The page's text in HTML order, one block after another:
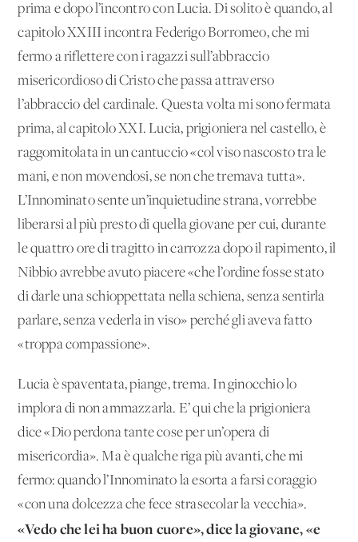
prima e dopo l’incontro con Lucia. Di solito è quando, al
capitolo XXIII incontra Federigo Borromeo, che mi
fermo a riflettere con i ragazzi sull’abbraccio
misericordioso di Cristo che passa attraverso
l’abbraccio del cardinale. Questa volta mi sono fermata
prima, al capitolo XXI. Lucia, prigioniera nel castello, è
raggomitolata in un cantuccio «col viso nascosto tra le
mani, e non movendosi, se non che tremava tutta».
L’Innominato sente un’inquietudine strana, vorrebbe
liberarsi al più presto di quella giovane per cui, durante
le quattro ore di tragitto in carrozza dopo il rapimento, il
Nibbio avrebbe avuto piacere «che l’ordine fosse stato
di darle una schioppettata nella schiena, senza sentirla
parlare, senza vederla in viso» perché gli aveva fatto
«troppa compassione».
Lucia è spaventata, piange, trema. In ginocchio lo
implora di non ammazzarla. E’ qui che la prigioniera
dice «Dio perdona tante cose per un’opera di
misericordia». Ma è qualche riga più avanti, che mi
fermo: quando l’Innominato la esorta a farsi coraggio
«con una dolcezza che fece strasecolar la vecchia».
«Vedo che lei ha buon cuore», dice la giovane, «e